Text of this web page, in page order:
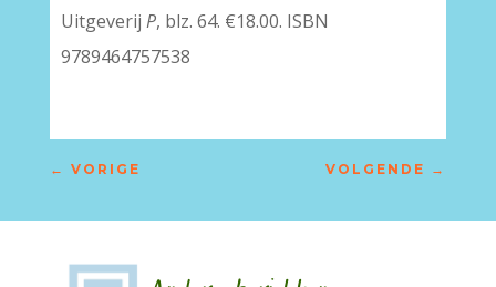
Uitgeverij P, blz. 64. €18.00. ISBN
9789464757538
← VORIGE VOLGENDE →